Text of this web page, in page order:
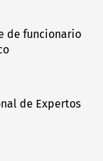
de funcionario
de Expertos